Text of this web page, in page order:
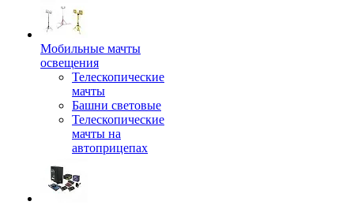
Мобильные мачты
освещения
Телескопические
мачты
Башни световые
Телескопические
мачты на
автоприцепах